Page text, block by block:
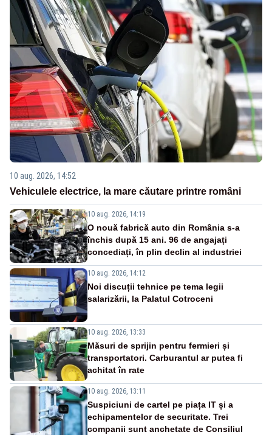
10 aug. 2026, 14:52
Vehiculele electrice, la mare căutare printre români
10 aug. 2026, 14:19
O nouă fabrică auto din România s-a
închis după 15 ani. 96 de angajați
concediați, în plin declin al industriei
10 aug. 2026, 14:12
Noi discuții tehnice pe tema legii
salarizării, la Palatul Cotroceni
10 aug. 2026, 13:33
Măsuri de sprijin pentru fermieri și
transportatori. Carburantul ar putea fi
achitat în rate
10 aug. 2026, 13:11
Suspiciuni de cartel pe piața IT și a
echipamentelor de securitate. Trei
companii sunt anchetate de Consiliul